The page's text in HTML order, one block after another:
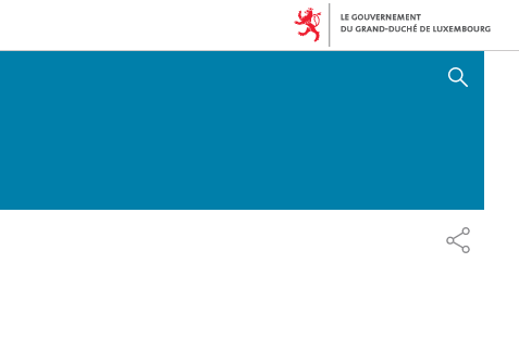
AFFICHER / MASQUER